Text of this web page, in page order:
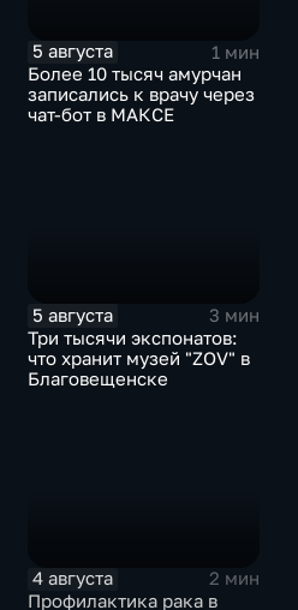
5 августа
1 мин
Более 10 тысяч амурчан
записались к врачу через
чат-бот в МАКСЕ
5 августа
3 мин
Три тысячи экспонатов:
что хранит музей "ZOV" в
Благовещенске
4 августа
2 мин
Профилактика рака в